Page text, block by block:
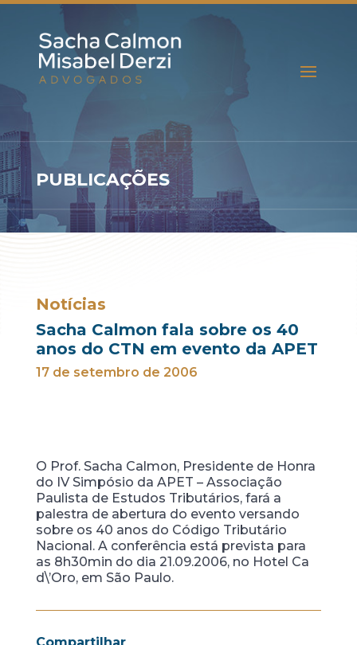
PUBLICAÇÕES
Notícias
Sacha Calmon fala sobre os 40
anos do CTN em evento da APET
17 de setembro de 2006
O Prof. Sacha Calmon, Presidente de Honra
do IV Simpósio da APET – Associação
Paulista de Estudos Tributários, fará a
palestra de abertura do evento versando
sobre os 40 anos do Código Tributário
Nacional. A conferência está prevista para
as 8h30min do dia 21.09.2006, no Hotel Ca
d\’Oro, em São Paulo.